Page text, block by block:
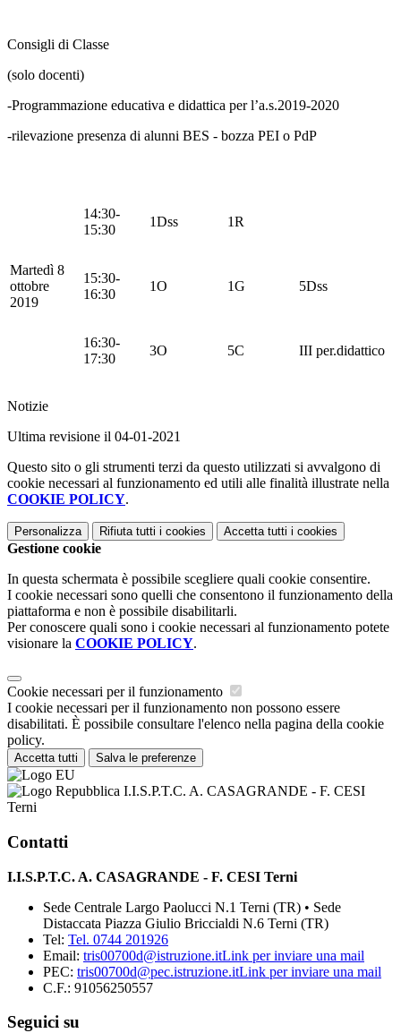
Consigli di Classe
(solo docenti)
-Programmazione educativa e didattica per l’a.s.2019-2020
-rilevazione presenza di alunni BES - bozza PEI o PdP
Martedì 8
ottobre
2019
14:30-
15:30
1Dss 1R
15:30-
16:30
1O 1G 5Dss
16:30-
17:30
3O 5C III per.didattico
Notizie
Ultima revisione il 04-01-2021
Questo sito o gli strumenti terzi da questo utilizzati si avvalgono di
cookie necessari al funzionamento ed utili alle finalità illustrate nella
COOKIE POLICY.
Personalizza Rifiuta tutti i cookies Accetta tutti i cookies
Gestione cookie
In questa schermata è possibile scegliere quali cookie consentire.
I cookie necessari sono quelli che consentono il funzionamento della
piattaforma e non è possibile disabilitarli.
Per conoscere quali sono i cookie necessari al funzionamento potete
visionare la COOKIE POLICY.
Cookie necessari per il funzionamento
I cookie necessari per il funzionamento non possono essere
disabilitati. È possibile consultare l'elenco nella pagina della cookie
policy.
Accetta tutti Salva le preferenze
I.I.S.P.T.C. A. CASAGRANDE - F. CESI
Terni
Contatti
I.I.S.P.T.C. A. CASAGRANDE - F. CESI Terni
Sede Centrale Largo Paolucci N.1 Terni (TR) • Sede
Distaccata Piazza Giulio Briccialdi N.6 Terni (TR)
Tel: Tel. 0744 201926
Email: tris00700d@istruzione.itLink per inviare una mail
PEC: tris00700d@pec.istruzione.itLink per inviare una mail
C.F.: 91056250557
Seguici su